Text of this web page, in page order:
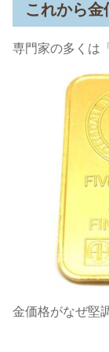
これから金
専門家の多くは
金価格がなぜ堅